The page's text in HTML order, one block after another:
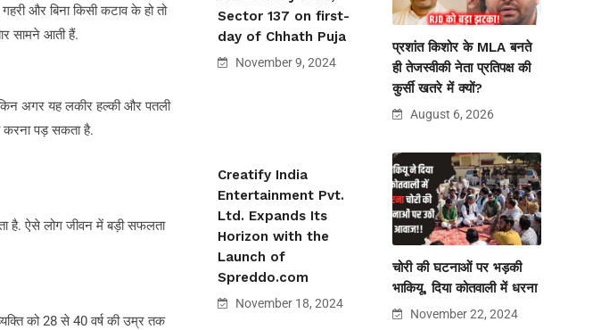
और बिना किसी कटाव के हो तो
सामने आती हैं.
अगर यह लकीर हल्की और पतली
करना पड़ सकता है.
है. ऐसे लोग जीवन में बड़ी सफलता
को 28 से 40 वर्ष की उम्र तक
Sector 137 on first-
day of Chhath Puja
November 9, 2024
प्रशांत किशोर के MLA बनते
ही तेजस्वीकी नेता प्रतिपक्ष की
कुर्सी खतरे में क्यों?
August 6, 2026
Creatify India
Entertainment Pvt.
Ltd. Expands Its
Horizon with the
Launch of
Spreddo.com
November 18, 2024
चोरी की घटनाओं पर भड़की
भाकियू, दिया कोतवाली में धरना
November 22, 2024